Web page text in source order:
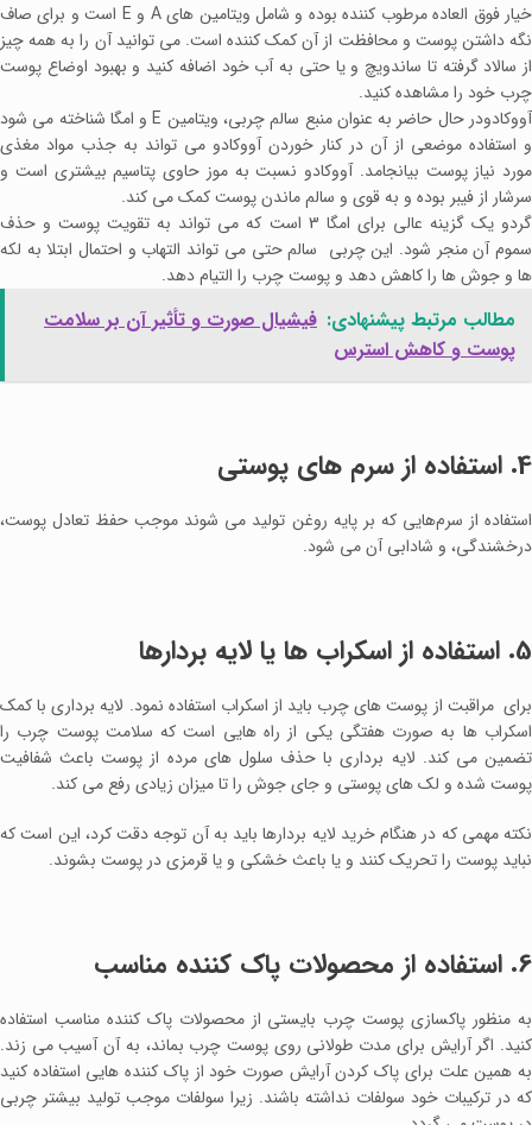
خیار فوق العاده مرطوب کننده بوده و شامل ویتامین ‌های A و E است و برای صاف
نگه داشتن پوست و محافظت از آن کمک ‌کننده است. می ‌توانید آن را به همه چیز
از سالاد گرفته تا ساندویچ و یا حتی به آب خود اضافه کنید و بهبود اوضاع پوست
چرب خود را مشاهده کنید.
آووکادودر حال حاضر به عنوان منبع سالم چربی، ویتامین E و امگا شناخته می ‌شود
و استفاده موضعی از آن در کنار خوردن آووکادو می ‌تواند به جذب مواد مغذی
مورد نیاز پوست بیانجامد. آووکادو نسبت به موز حاوی پتاسیم بیشتری است و
سرشار از فیبر بوده و به قوی و سالم ماندن پوست کمک می‌ کند.
گردو یک گزینه عالی برای امگا 3 است که می‌ تواند به تقویت پوست و حذف
سموم آن منجر شود. این چربی ‌ سالم حتی می ‌تواند التهاب و احتمال ابتلا به لکه‌
ها و جوش ‌ها را کاهش دهد و پوست چرب را التیام دهد.
مطالب مرتبط پیشنهادی: فیشیال صورت و تأثیر آن بر سلامت
پوست و کاهش استرس
4. استفاده از سرم های پوستی
استفاده از سرم‌هایی که بر پایه روغن تولید می شوند موجب حفظ تعادل پوست،
درخشندگی، و شادابی آن می شود.
5. استفاده از اسکراب ها یا لایه بردارها
برای مراقبت از پوست های چرب باید از اسکراب استفاده نمود. لایه برداری با کمک
اسکراب‌ ها به صورت هفتگی یکی از راه‌ هایی است که سلامت پوست چرب را
تضمین می‌ کند. لایه برداری با حذف سلول‌ های مرده از پوست باعث شفافیت
پوست شده و لک‌ های پوستی و جای جوش را تا میزان زیادی رفع می کند.
نکته مهمی که در هنگام خرید لایه بردارها باید به آن توجه دقت کرد، این است که
نباید پوست را تحریک کنند و یا باعث خشکی و یا قرمزی در پوست بشوند.
6. استفاده از محصولات پاک کننده مناسب
به منظور پاکسازی پوست چرب بایستی از محصولات پاک کننده مناسب استفاده
کنید. اگر آرایش برای مدت طولانی روی پوست چرب بماند، به آن آسیب می ‌زند.
به همین علت برای پاک کردن آرایش صورت خود از پاک کننده‌ هایی استفاده کنید
که در ترکیبات خود سولفات نداشته باشند. زیرا سولفات موجب تولید بیشتر چربی